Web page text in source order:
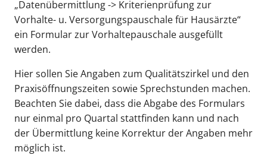
„Datenübermittlung -> Kriterienprüfung zur
Vorhalte- u. Versorgungspauschale für Hausärzte“
ein Formular zur Vorhaltepauschale ausgefüllt
werden.
Hier sollen Sie Angaben zum Qualitätszirkel und den
Praxisöffnungszeiten sowie Sprechstunden machen.
Beachten Sie dabei, dass die Abgabe des Formulars
nur einmal pro Quartal stattfinden kann und nach
der Übermittlung keine Korrektur der Angaben mehr
möglich ist.